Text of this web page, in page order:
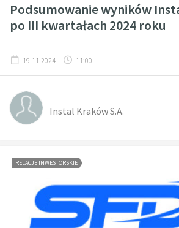
Podsumowanie wyników
po III kwartałach 2024 roku
19.11.2024 11:00
Instal Kraków S.A.
RELACJE INWESTORSKIE